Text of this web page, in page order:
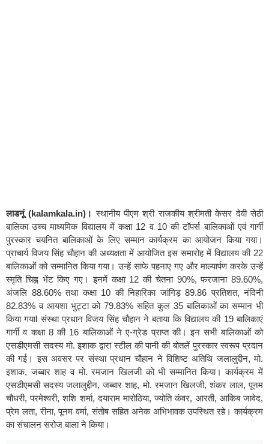
लाडनूं (kalamkala.in)। स्थानीय पीएम श्री राजकीय श्रीमती केसर देवी सेठी
बालिका उच्च माध्यमिक विद्यालय में कक्षा 12 व 10 की टॉपर्स बालिकाओं एवं गार्गी
पुरस्कार चयनित बालिकाओं के लिए सम्मान कार्यक्रम का आयोजन किया गया।
प्राचार्य विजय सिंह चौहान की अध्यक्षता में आयोजित इस समारोह में विद्यालय की 22
बालिकाओं को सम्मानित किया गया। उन्हें साफे पहनाए गए और माल्यार्पण करके उन्हें
स्मृति चिह्न भेंट किए गए। इनमें कक्षा 12 की चेतना 90%, फरजाना 89.60%,
अंजलि 88.60% तथा कक्षा 10 की निहारिका जांगिड़ 89.86 प्रतिशत, नंदिनी
82.83% व आयशा भुट्टा को 79.83% सहित कुल 35 बालिकाओं का सम्मान भी
किया गयाl संस्था प्रधान विजय सिंह चौहान ने बताया कि विद्यालय की 19 बालिकाएं
गार्गी व कक्षा 8 की 16 बालिकाओं ने ए-ग्रेड प्राप्त की। इन सभी बालिकाओं को
एसडीएमसी सदस्य मो. इशाक द्वारा स्टील की पानी की बोतलें पुरस्कार स्वरूप प्रदान
की गई। इस अवसर पर संस्था प्रधान चौहान ने विशिष्ट अतिथि जलालुद्दीन, मो.
इशाक, जब्बार शाह व मो. रमजान खिलजी को भी सम्मानित किया। कार्यक्रम में
एसडीएमसी सदस्य जलालुद्दीन, जब्बार शाह, मो. रमजान खिलजी, शंकर लाल, पूनम
चौधरी, परमेश्वरी, शशि शर्मा, दयाराम मारोठिया, ज्योति कंवर, आरती, आकिब जावेद,
प्रेम लता, रीना, पूनम वर्मा, संतोष सहित अनेक अभिभावक उपस्थित रहे। कार्यक्रम
का संचालन सरोज बाला ने किया।